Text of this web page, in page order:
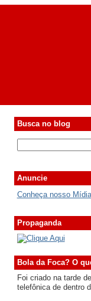
Busca no blog
Anuncie
Conheça nosso
Propaganda
Bola da Foca? O
Foi criado na tarde
telefônica de dentro